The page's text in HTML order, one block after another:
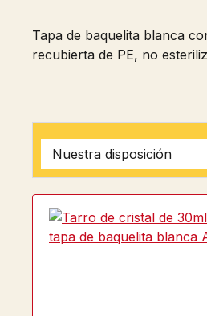
Tapa de baquelita blanca
recubierta de PE, no